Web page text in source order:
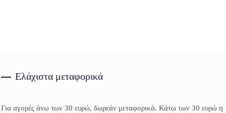
Ελάχιστα μεταφορικά
Για αγορές άνω των 30 ευρώ, δωρεάν μεταφορικά. Κάτω των 30 ευρώ η